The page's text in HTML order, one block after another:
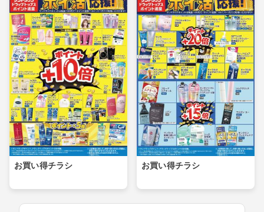
お買い得チラシ お買い得チラシ